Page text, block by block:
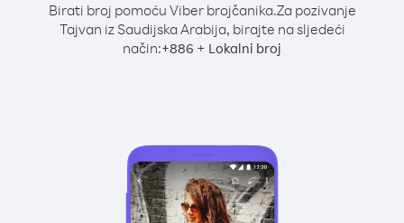
Birati broj pomoću Viber brojčanika.Za pozivanje
Tajvan iz Saudijska Arabija, birajte na sljedeći
način:+886 + Lokalni broj